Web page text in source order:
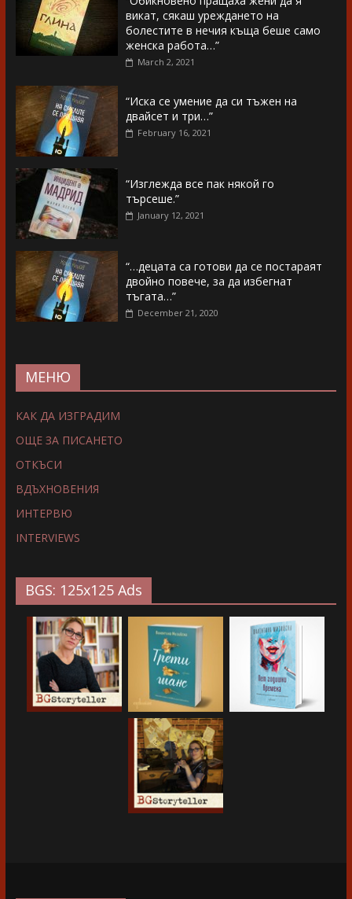
викат, сякаш уреждането на
болестите в нечия къща беше само
женска работа…”
March 2, 2021
“Иска се умение да си тъжен на
двайсет и три…”
February 16, 2021
“Изглежда все пак някой го
търсеше.”
January 12, 2021
“…децата са готови да се постараят
двойно повече, за да избегнат
тъгата…”
December 21, 2020
МЕНЮ
КАК ДА ИЗГРАДИМ
ОЩЕ ЗА ПИСАНЕТО
ОТКЪСИ
ВДЪХНОВЕНИЯ
ИНТЕРВЮ
INTERVIEWS
BGS: 125x125 Ads